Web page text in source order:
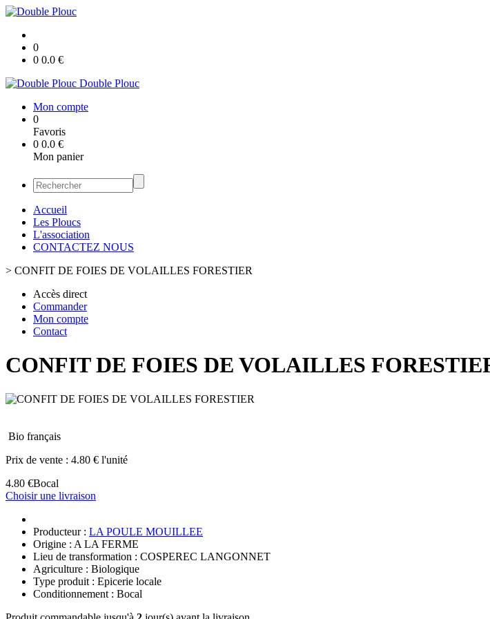
0
0 0.0 €
Double Plouc
Mon compte
0
Favoris
0 0.0 €
Mon panier
Accueil
Les Ploucs
L'association
CONTACTEZ NOUS
> CONFIT DE FOIES DE VOLAILLES FORESTIER
Accès direct
Commander
Mon compte
Contact
CONFIT DE FOIES DE VOLAILLES
Bio français
Prix de vente : 4.80 € l'unité
4.80 €Bocal
Choisir une livraison
Producteur : LA POULE MOUILLEE
Origine : A LA FERME
Lieu de transformation : COSPEREC LANGONNET
Agriculture : Biologique
Type produit : Epicerie locale
Conditionnement : Bocal